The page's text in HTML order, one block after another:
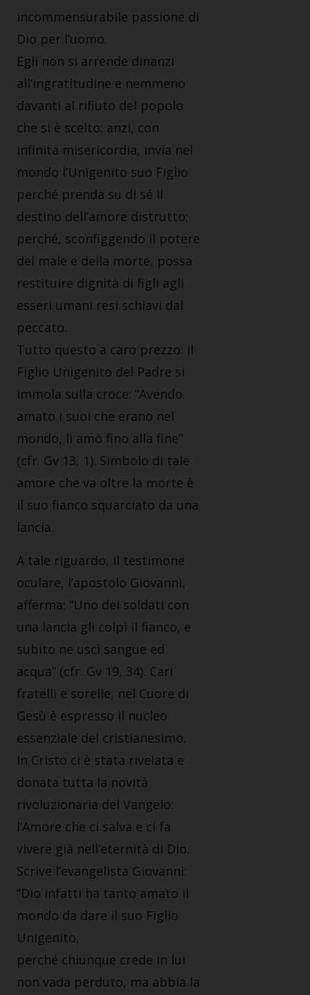
incommensurabile passione di
Dio per l’uomo.
Egli non si arrende dinanzi
all’ingratitudine e nemmeno
davanti al rifiuto del popolo
che si è scelto; anzi, con
infinita misericordia, invia nel
mondo l’Unigenito suo Figlio
perché prenda su di sé il
destino dell’amore distrutto;
perché, sconfiggendo il potere
del male e della morte, possa
restituire dignità di figli agli
esseri umani resi schiavi dal
peccato.
Tutto questo a caro prezzo: il
Figlio Unigenito del Padre si
immola sulla croce: “Avendo
amato i suoi che erano nel
mondo, li amò fino alla fine”
(cfr. Gv 13, 1). Simbolo di tale
amore che va oltre la morte è
il suo fianco squarciato da una
lancia.
A tale riguardo, il testimone
oculare, l’apostolo Giovanni,
afferma: “Uno dei soldati con
una lancia gli colpì il fianco, e
subito ne uscì sangue ed
acqua” (cfr. Gv 19, 34). Cari
fratelli e sorelle, nel Cuore di
Gesù è espresso il nucleo
essenziale del cristianesimo.
In Cristo ci è stata rivelata e
donata tutta la novità
rivoluzionaria del Vangelo:
l’Amore che ci salva e ci fa
vivere già nell’eternità di Dio.
Scrive l’evangelista Giovanni:
“Dio infatti ha tanto amato il
mondo da dare il suo Figlio
Unigenito,
perché chiunque crede in lui
non vada perduto, ma abbia la